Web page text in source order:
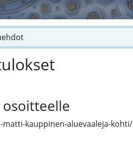
kauppinen-aluevaaleja-kohti/